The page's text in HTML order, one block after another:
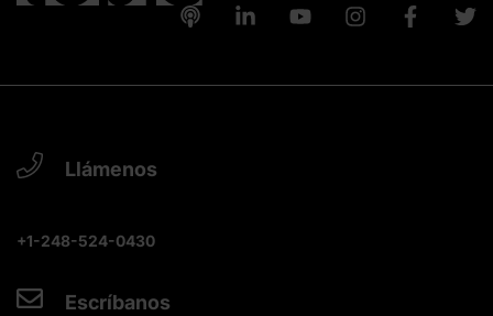
Llámenos
+1-248-524-0430
Escríbanos